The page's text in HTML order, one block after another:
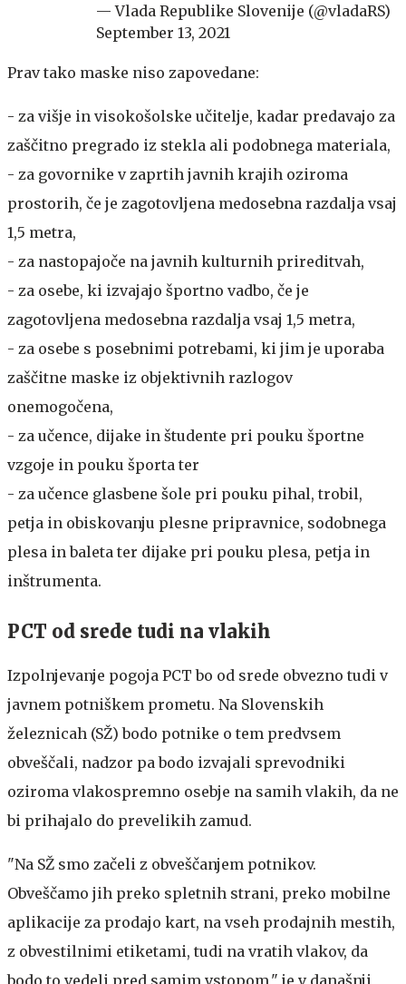
— Vlada Republike Slovenije (@vladaRS)
September 13, 2021
Prav tako maske niso zapovedane:
- za višje in visokošolske učitelje, kadar predavajo za
zaščitno pregrado iz stekla ali podobnega materiala,
- za govornike v zaprtih javnih krajih oziroma
prostorih, če je zagotovljena medosebna razdalja vsaj
1,5 metra,
- za nastopajoče na javnih kulturnih prireditvah,
- za osebe, ki izvajajo športno vadbo, če je
zagotovljena medosebna razdalja vsaj 1,5 metra,
- za osebe s posebnimi potrebami, ki jim je uporaba
zaščitne maske iz objektivnih razlogov
onemogočena,
- za učence, dijake in študente pri pouku športne
vzgoje in pouku športa ter
- za učence glasbene šole pri pouku pihal, trobil,
petja in obiskovanju plesne pripravnice, sodobnega
plesa in baleta ter dijake pri pouku plesa, petja in
inštrumenta.
PCT od srede tudi na vlakih
Izpolnjevanje pogoja PCT bo od srede obvezno tudi v
javnem potniškem prometu. Na Slovenskih
železnicah (SŽ) bodo potnike o tem predvsem
obveščali, nadzor pa bodo izvajali sprevodniki
oziroma vlakospremno osebje na samih vlakih, da ne
bi prihajalo do prevelikih zamud.
"Na SŽ smo začeli z obveščanjem potnikov.
Obveščamo jih preko spletnih strani, preko mobilne
aplikacije za prodajo kart, na vseh prodajnih mestih,
z obvestilnimi etiketami, tudi na vratih vlakov, da
bodo to vedeli pred samim vstopom," je v današnji